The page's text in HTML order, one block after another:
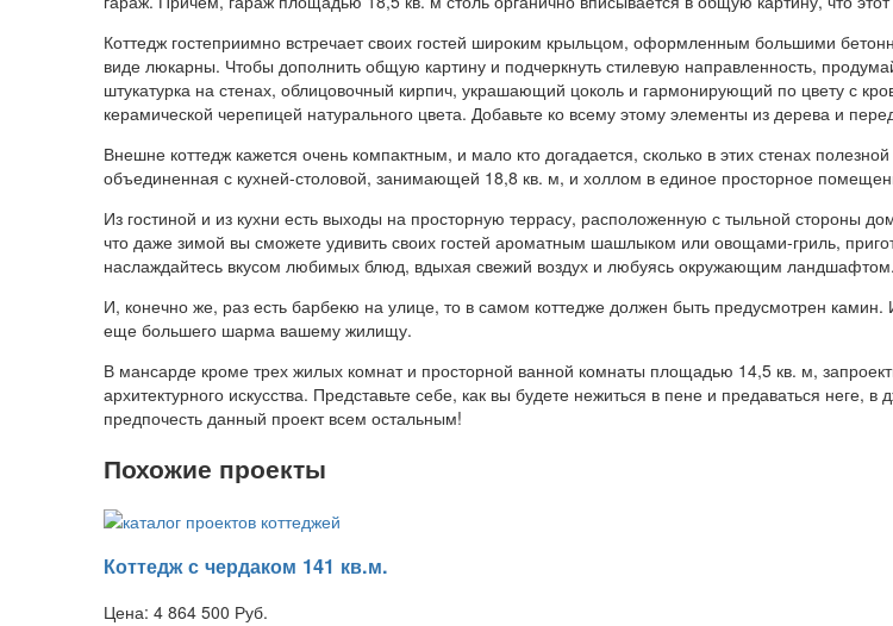
Коттедж гостеприимно встречает своих гостей широким крыльцом, оформленным большими
виде люкарны. Чтобы дополнить общую картину и подчеркнуть стилевую направленность,
штукатурка на стенах, облицовочный кирпич, украшающий цоколь и гармонирующий по цвету с
керамической черепицей натурального цвета. Добавьте ко всему этому элементы из дерева и
Внешне коттедж кажется очень компактным, и мало кто догадается, сколько в этих стенах
объединенная с кухней-столовой, занимающей 18,8 кв. м, и холлом в единое просторное
Из гостиной и из кухни есть выходы на просторную террасу, расположенную с тыльной стороны
что даже зимой вы сможете удивить своих гостей ароматным шашлыком или овощами-гриль,
наслаждайтесь вкусом любимых блюд, вдыхая свежий воздух и любуясь окружающим ландшафтом.
И, конечно же, раз есть барбекю на улице, то в самом коттедже должен быть предусмотрен
еще большего шарма вашему жилищу.
В мансарде кроме трех жилых комнат и просторной ванной комнаты площадью 14,5 кв. м,
архитектурного искусства. Представьте себе, как вы будете нежиться в пене и предаваться
предпочесть данный проект всем остальным!
Похожие проекты
Коттедж с чердаком 141 кв.м.
Цена: 4 864 500 Руб.